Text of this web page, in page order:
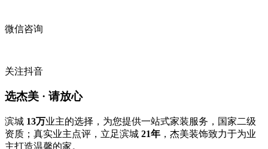
微信咨询
关注抖音
选杰美 · 请放心
滨城 13万业主的选择，为您提供一站式家装服务，国家二级
资质；真实业主点评，立足滨城 21年 ，杰美装饰致力于为业
主打造温馨的家。